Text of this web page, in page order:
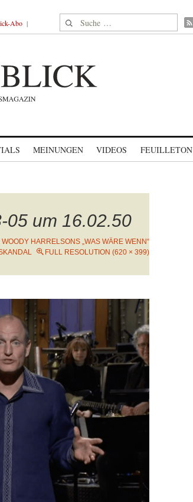
Abo Suche nach:
MEINUNGEN VIDEOS FEUILLETON
05 um 16.02.50
HARRELSONS „WAS WÄRE WENN“
FULL RESOLUTION (620 × 399)